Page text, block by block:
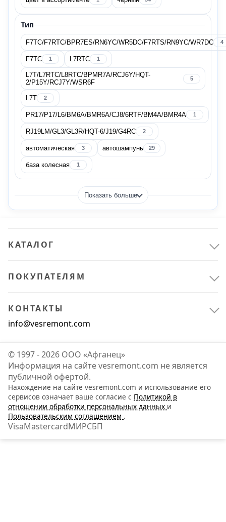
Израиль 1
Показать все
Бренд
ACG
Agri-fab
AIST
Amperin 1
белый
болотный
желтый
зеленый
Тип
F7TC/F7RTC/BPR7ES/RN6YC/WR5DC/F7RTS/RN9YC/WR7DC 4
F7TC 1 L7RTC 1
L7T/L7RTC/L8RTC/BPMR7A/RCJ6Y/HQT-
2/P15Y/RCJ7Y/WSR6F
5
L7T 2
PR17/P17/L6/BM6A/BMR6A/CJ8/6RTF/BM4A/BMR4A 1
RJ19LM/GL3/GL3R/HQT-6/J19/G4RC 2
автоматическая 3 автошампунь 29
база колесная 1
Показать больше
КАТАЛОГ
ПОКУПАТЕЛЯМ
КОНТАКТЫ
info@vesremont.com
© 1997 - 2026 ООО «Афганец»
Информация на сайте vesremont.com не является
публичной офертой.
Нахождение на сайте vesremont.com и использование его
сервисов означает ваше согласие с Политикой в
отношении обработки персональных данных и
Пользовательским соглашением .
VisaMastercardМИРСБП